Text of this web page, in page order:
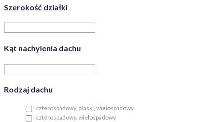
Szerokość działki
Kąt nachylenia dachu
Rodzaj dachu
czterospadowy, płaski, wielospadowy
czterospadowy, wielospadowy